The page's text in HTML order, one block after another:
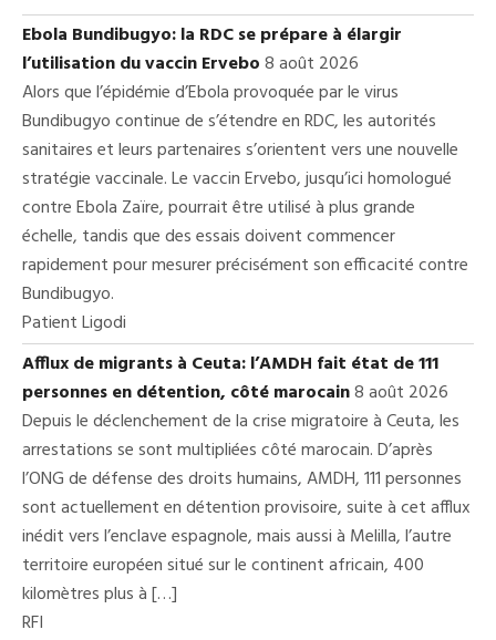
Ebola Bundibugyo: la RDC se prépare à élargir
l’utilisation du vaccin Ervebo8 août 2026
Alors que l’épidémie d’Ebola provoquée par le virus
Bundibugyo continue de s’étendre en RDC, les autorités
sanitaires et leurs partenaires s’orientent vers une nouvelle
stratégie vaccinale. Le vaccin Ervebo, jusqu’ici homologué
contre Ebola Zaïre, pourrait être utilisé à plus grande
échelle, tandis que des essais doivent commencer
rapidement pour mesurer précisément son efficacité contre
Bundibugyo.
Patient Ligodi
Afflux de migrants à Ceuta: l’AMDH fait état de 111
personnes en détention, côté marocain8 août 2026
Depuis le déclenchement de la crise migratoire à Ceuta, les
arrestations se sont multipliées côté marocain. D’après
l’ONG de défense des droits humains, AMDH, 111 personnes
sont actuellement en détention provisoire, suite à cet afflux
inédit vers l’enclave espagnole, mais aussi à Melilla, l’autre
territoire européen situé sur le continent africain, 400
kilomètres plus à […]
RFI